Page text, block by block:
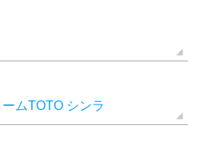
ムTOTO シンラ